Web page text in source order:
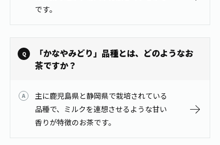
製品の原料産地
茶産地育成事業
茶殻リサイクルシステム
ウェルネスフォーラム
伊藤園レディス
THE ITOEN
Inner CHARM
健康体
です。
「かなやみどり」品種とは、どのようなお
茶ですか？
主に鹿児島県と静岡県で栽培されている
品種で、ミルクを連想させるような甘い
香りが特徴のお茶です。